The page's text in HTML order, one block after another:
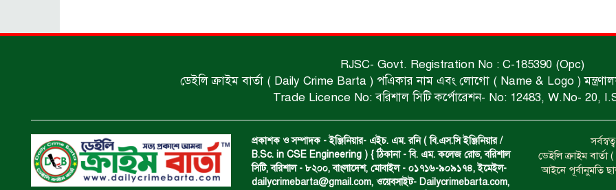
RJSC- Govt. Registration No : C-185390 (Opc)
ডেইলি ক্রাইম বার্তা ( Daily Crime Barta ) পএিকার নাম এবং লোগো ( Name & Logo ) মন্ত্রণালয়
Trade Licence No: বরিশাল সিটি কর্পোরেশন- No: 12483, W.No- 20,
প্রকাশক ও সম্পাদক - ইঞ্জিনিয়ার- এইচ. এম. রনি ( বি.এস.সি ইঞ্জিনিয়ার /
B.Sc. in CSE Engineering ) { ঠিকানা - বি. এম. কলেজ রোড, বরিশাল
সিটি, বরিশাল - ৮২০০, বাংলাদেশ, মোবাইল - ০১৭১৬-৯০৯১৭৪, ইমেইল-
dailycrimebarta@gmail.com, ওয়েবসাইট- Dailycrimebarta.com,
ডেইলি ক্রাইম
আইনে পূর্বানুমতি